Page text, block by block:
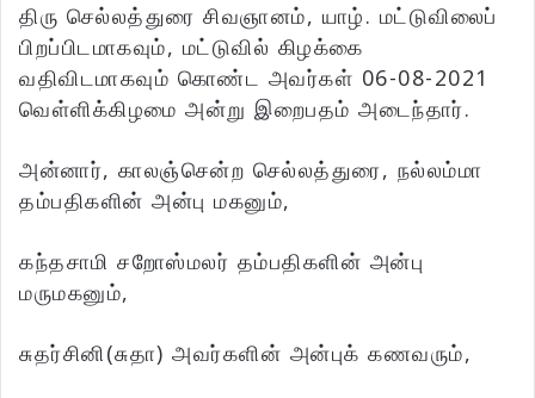
திரு செல்லத்துரை சிவஞானம், யாழ். மட்டுவிலைப்
பிறப்பிடமாகவும், மட்டுவில் கிழக்கை
வதிவிடமாகவும் கொண்ட அவர்கள் 06-08-2021
வெள்ளிக்கிழமை அன்று இறைபதம் அடைந்தார்.
அன்னார், காலஞ்சென்ற செல்லத்துரை, நல்லம்மா
தம்பதிகளின் அன்பு மகனும்,
கந்தசாமி சறோஸ்மலர் தம்பதிகளின் அன்பு
மருமகனும்,
சுதர்சினி(சுதா) அவர்களின் அன்புக் கணவரும்,